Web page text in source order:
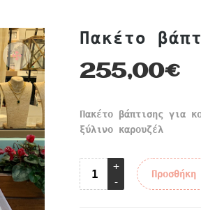
Πακέτο
255,00€
Πακέτο βάπτισης για
ξύλινο καρουζέλ